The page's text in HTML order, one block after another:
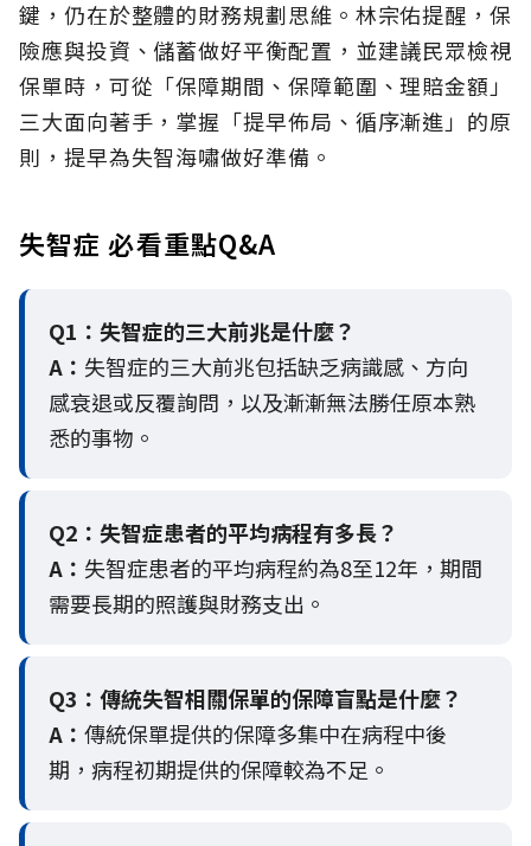
鍵，仍在於整體的財務規劃思維。 林宗佑提醒，保
險應與投資、儲蓄做好平衡配置，並建議民眾檢視
保單時，可從「保障期間、保障範圍、理賠金額」
三大面向著手，掌握「提早佈局、循序漸進」的原
則，提早為失智海嘯做好準備。
失智症 必看重點Q&A
Q1：失智症的三大前兆是什麼？
A： 失智症的三大前兆包括缺乏病識感、方向
感衰退或反覆詢問，以及漸漸無法勝任原本熟
悉的事物。
Q2： 失智症患者的平均病程有多長？
A： 失智症患者的平均病程約為8至12年，期間
需要長期的照護與財務支出。
Q3： 傳統失智相關保單的保障盲點是什麼？
A： 傳統保單提供的保障多集中在病程中後
期，病程初期提供的保障較為不足。